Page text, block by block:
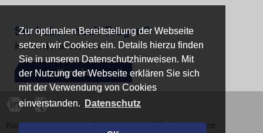
Zur optimalen Bereitstellung der Webseite
setzen wir Cookies ein. Details hierzu finden
Sie in unseren Datenschutzhinweisen. Mit
der Nutzung der Webseite erklären Sie sich
mit der Verwendung von Cookies
einverstanden.
Datenschutz
Zur optimalen Bereitstellung der Webseite
setzen wir Cookies ein. Details hierzu finden
Sie in unseren Datenschutzhinweisen. Mit
der Nutzung der Webseite erklären Sie sich
mit der Verwendung von Cookies
einverstanden.
Datenschutz
Sie haben noch Fragen?
Kontaktieren Sie uns.
Kontakt
Kontakt Impressum Datenschutz AGB Compliance